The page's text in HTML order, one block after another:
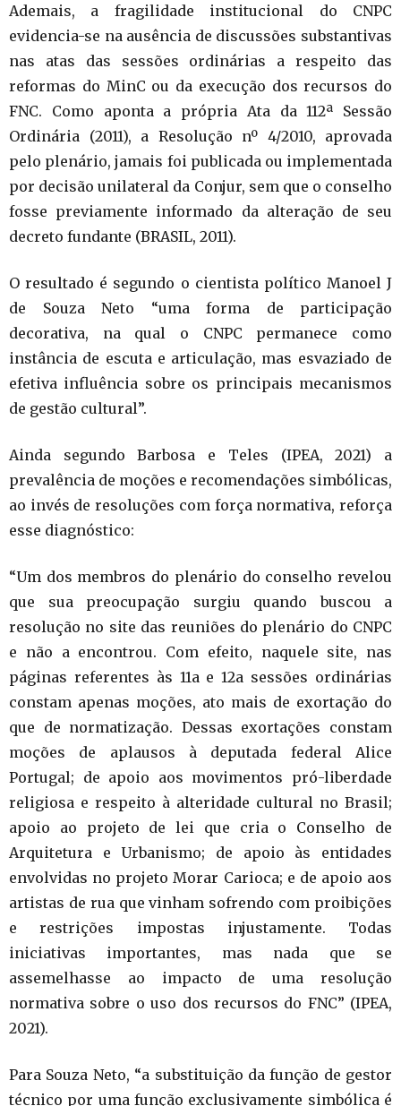
Ademais, a fragilidade institucional do CNPC
evidencia-se na ausência de discussões substantivas
nas atas das sessões ordinárias a respeito das
reformas do MinC ou da execução dos recursos do
FNC. Como aponta a própria Ata da 112ª Sessão
Ordinária (2011), a Resolução nº 4/2010, aprovada
pelo plenário, jamais foi publicada ou implementada
por decisão unilateral da Conjur, sem que o conselho
fosse previamente informado da alteração de seu
decreto fundante (BRASIL, 2011).
O resultado é segundo o cientista político Manoel J
de Souza Neto “uma forma de participação
decorativa, na qual o CNPC permanece como
instância de escuta e articulação, mas esvaziado de
efetiva influência sobre os principais mecanismos
de gestão cultural”.
Ainda segundo Barbosa e Teles (IPEA, 2021) a
prevalência de moções e recomendações simbólicas,
ao invés de resoluções com força normativa, reforça
esse diagnóstico:
“Um dos membros do plenário do conselho revelou
que sua preocupação surgiu quando buscou a
resolução no site das reuniões do plenário do CNPC
e não a encontrou. Com efeito, naquele site, nas
páginas referentes às 11a e 12a sessões ordinárias
constam apenas moções, ato mais de exortação do
que de normatização. Dessas exortações constam
moções de aplausos à deputada federal Alice
Portugal; de apoio aos movimentos pró-liberdade
religiosa e respeito à alteridade cultural no Brasil;
apoio ao projeto de lei que cria o Conselho de
Arquitetura e Urbanismo; de apoio às entidades
envolvidas no projeto Morar Carioca; e de apoio aos
artistas de rua que vinham sofrendo com proibições
e restrições impostas injustamente. Todas
iniciativas importantes, mas nada que se
assemelhasse ao impacto de uma resolução
normativa sobre o uso dos recursos do FNC” (IPEA,
2021).
Para Souza Neto, “a substituição da função de gestor
técnico por uma função exclusivamente simbólica é